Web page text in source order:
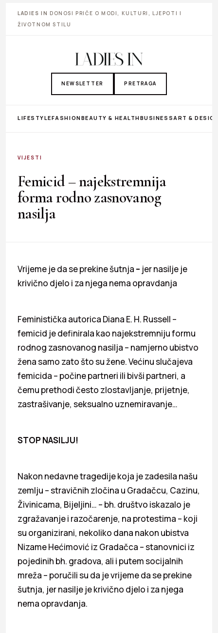
LADIES IN DONOSI PRIČE O MODI, KULTURI, LJEPOTI I
ŽIVOTNOM STILU
NEWSLETTER PRETRAGA
LIFESTYLEFASHIONBEAUTY & HEALTHBUSINESS ART &
VIJESTI
Femicid – najekstremnija
forma rodno zasnovanog
nasilja
Vrijeme je da se prekine šutnja – jer nasilje je
krivično djelo i za njega nema opravdanja
Feministička autorica Diana E. H. Russell –
femicid je definirala kao najekstremniju formu
rodnog zasnovanog nasilja – namjerno ubistvo
žena samo zato što su žene. Većinu slučajeva
femicida – počine partneri ili bivši partneri, a
čemu prethodi često zlostavljanje, prijetnje,
zastrašivanje, seksualno uznemiravanje…
STOP NASILJU!
Nakon nedavne tragedije koja je zadesila našu
zemlju – stravičnih zločina u Gradačcu, Cazinu,
Živinicama, Bijeljini… – bh. društvo iskazalo je
zgražavanje i razočarenje, na protestima – koji
su organizirani, nekoliko dana nakon ubistva
Nizame Hećimović iz Gradačca – stanovnici iz
pojedinih bh. gradova, ali i putem socijalnih
mreža – poručili su da je vrijeme da se prekine
šutnja, jer nasilje je krivično djelo i za njega
nema opravdanja.